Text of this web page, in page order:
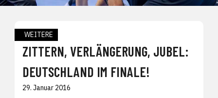
WEITERE
ZITTERN, VERLÄNGERUNG, JUBEL:
DEUTSCHLAND IM FINALE!
29. Januar 2016